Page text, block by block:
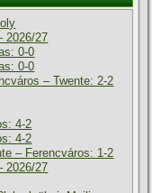
2026/27
0-0
0-0
– Twente: 2-2
4-2
4-2
– Ferencváros: 1-2
2026/27